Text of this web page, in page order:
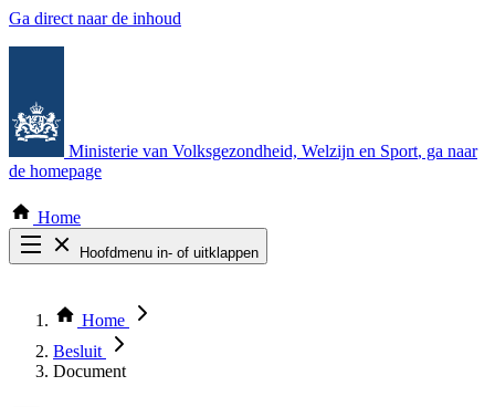
Ga direct naar de inhoud
Ministerie van Volksgezondheid, Welzijn en Sport, ga naar
de homepage
Home
Hoofdmenu in- of uitklappen
Thema COVID-19
Bekijk per bestuursorgaan
Home
Besluit
Document